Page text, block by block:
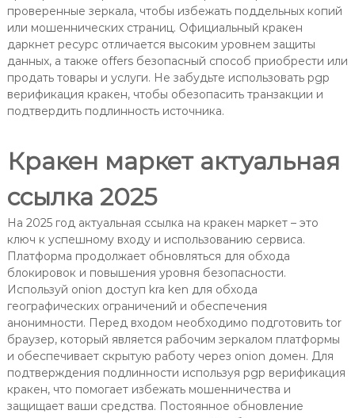
проверенные зеркала, чтобы избежать поддельных копий
или мошеннических страниц. Официальный кракен
даркнет ресурс отличается высоким уровнем защиты
данных, а также offers безопасный способ приобрести или
продать товары и услуги. Не забудьте использовать pgp
верификация кракен, чтобы обезопасить транзакции и
подтвердить подлинность источника.
Кракен маркет актуальная
ссылка 2025
На 2025 год актуальная ссылка на кракен маркет – это
ключ к успешному входу и использованию сервиса.
Платформа продолжает обновляться для обхода
блокировок и повышения уровня безопасности.
Используй onion доступ kra ken для обхода
географических ограничений и обеспечения
анонимности. Перед входом необходимо подготовить tor
браузер, который является рабочим зеркалом платформы
и обеспечивает скрытую работу через onion домен. Для
подтверждения подлинности используя pgp верификация
кракен, что помогает избежать мошенничества и
защищает ваши средства. Постоянное обновление